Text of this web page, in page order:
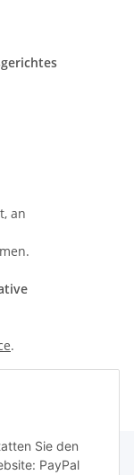
Sie den
PayPal
an
.